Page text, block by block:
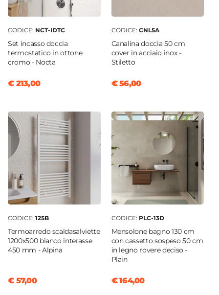
CODICE: NCT-IDTC
Set incasso doccia
termostatico in ottone
cromo - Nocta
€ 213,00
CODICE: CNL5A
Canalina doccia 50 cm
cover in acciaio inox -
Stiletto
€ 56,00
CODICE: 125B
Termoarredo scaldasalviette
1200x500 bianco interasse
450 mm - Alpina
€ 57,00
CODICE: PLC-13D
Mensolone bagno 130 cm
con cassetto sospeso 50 cm
in legno rovere deciso -
Plain
€ 164,00